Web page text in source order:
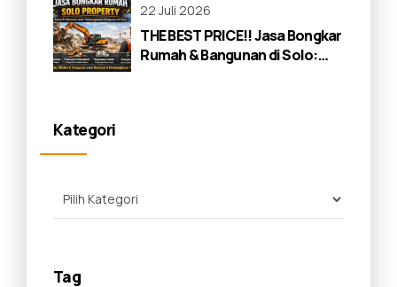
22 Juli 2026
THE BEST PRICE!! Jasa Bongkar
Rumah & Bangunan di Solo:
Kategori
Tag